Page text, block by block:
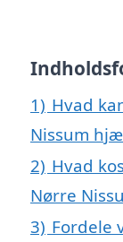
1) Hvad
Nissum
2) Hvad
Nørre
3) Fordele